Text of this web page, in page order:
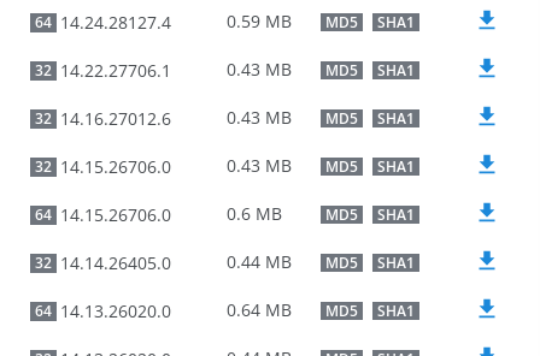
64 14.24.28127.4 0.59 MB MD5 SHA1
32 14.22.27706.1 0.43 MB MD5 SHA1
32 14.16.27012.6 0.43 MB MD5 SHA1
32 14.15.26706.0 0.43 MB MD5 SHA1
64 14.15.26706.0 0.6 MB MD5 SHA1
32 14.14.26405.0 0.44 MB MD5 SHA1
64 14.13.26020.0 0.64 MB MD5 SHA1